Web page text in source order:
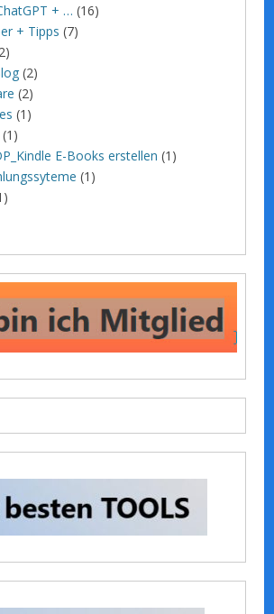
+ … (16)
+ Tipps (7)
(2)
(2)
(1)
(1)
E-Books erstellen (1)
(1)